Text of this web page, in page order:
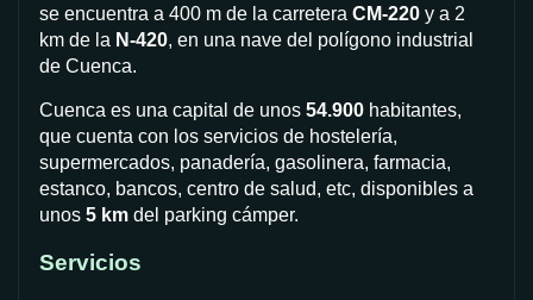
se encuentra a 400 m de la carretera CM-220 y a 2
km de la N-420, en una nave del polígono industrial
de Cuenca.
Cuenca es una capital de unos 54.900 habitantes,
que cuenta con los servicios de hostelería,
supermercados, panadería, gasolinera, farmacia,
estanco, bancos, centro de salud, etc, disponibles a
unos 5 km del parking cámper.
Servicios